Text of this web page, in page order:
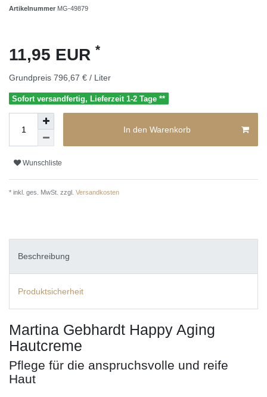
Artikelnummer MG-49879
11,95 EUR *
Grundpreis 796,67 € / Liter
Sofort versandfertig, Lieferzeit 1-2 Tage **
In den Warenkorb
Wunschliste
* inkl. ges. MwSt. zzgl. Versandkosten
Beschreibung
Produktsicherheit
Martina Gebhardt Happy Aging
Hautcreme
Pflege für die anspruchsvolle und reife
Haut